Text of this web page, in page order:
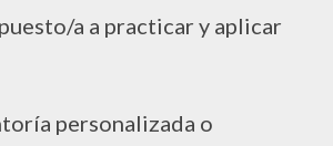
a a practicar y aplicar
personalizada o